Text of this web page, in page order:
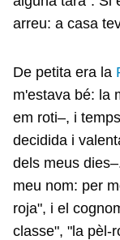
arreu: a casa
De petita era la
m'estava bé: la
em roti–, i
decidida i
dels meus
meu nom: per
roja", i el
classe", "la pèl-